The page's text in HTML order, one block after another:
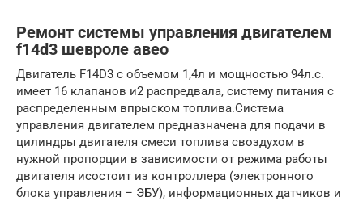
Ремонт системы управления двигателем
f14d3 шевроле авео
Двигатель F14D3 с объемом 1,4л и мощностью 94л.с.
имеет 16 клапанов и2 распредвала, систему питания с
распределенным впрыском топлива.Система
управления двигателем предназначена для подачи в
цилиндры двигателя смеси топлива своздухом в
нужной пропорции в зависимости от режима работы
двигателя исостоит из контроллера (электронного
блока управления – ЭБУ), информационных датчиков и